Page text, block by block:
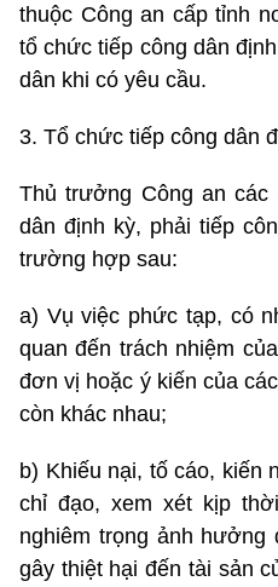
thuộc Công an cấp tỉnh
tổ chức tiếp công dân
dân khi có yêu cầu.
3. Tổ chức tiếp công dân
Thủ trưởng Công an các
dân định kỳ, phải tiếp
trường hợp sau:
a) Vụ việc phức tạp, có
quan đến trách nhiệm
đơn vị hoặc ý kiến của
còn khác nhau;
b) Khiếu nại, tố cáo, kiến
chỉ đạo, xem xét kịp
nghiêm trọng ảnh
gây thiệt hại đến tài sản